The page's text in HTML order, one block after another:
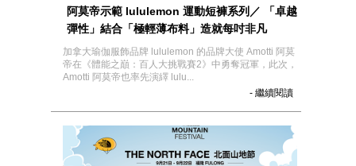
阿莫帝示範 lululemon 運動短褲系列／ 「卓越
彈性」結合「極輕薄布料」造就每吋非凡
加拿大瑜伽服飾品牌 lululemon 的品牌大使 Amotti 阿莫
帝在《體能之巔：百人大挑戰賽2》中勇奪冠軍，此次，
Amotti 阿莫帝也率先演繹 lulu...
- 繼續閱讀